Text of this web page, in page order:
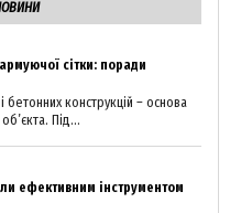
сітки: поради
бетонних конструкцій – основа
Під...
ефективним інструментом